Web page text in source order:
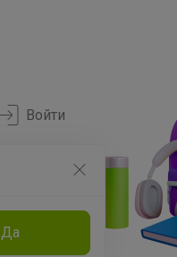
Да
Войти
Эксперты